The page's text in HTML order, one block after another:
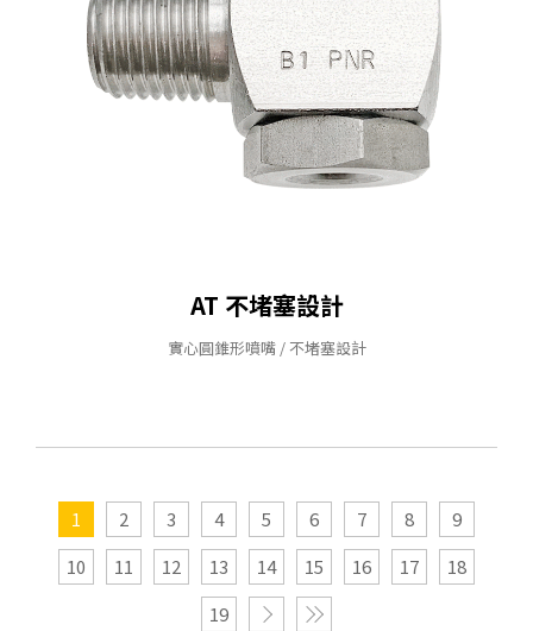
AT 不堵塞設計
實⼼圓錐形噴嘴 / 不堵塞設計
1 2 3 4 5 6 7 8
9
10
11 12 13 14 15 16 17
18
19